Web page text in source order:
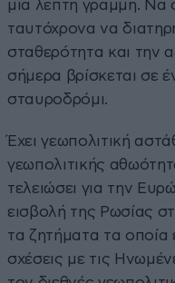
μια λεπτή γραμμή. Να
ταυτόχρονα να
σταθερότητα και την
σήμερα βρίσκεται σε
σταυροδρόμι.
Έχει γεωπολιτική
γεωπολιτικής
τελειώσει για την
εισβολή της Ρωσίας
τα ζητήματα τα οποία
σχέσεις με τις